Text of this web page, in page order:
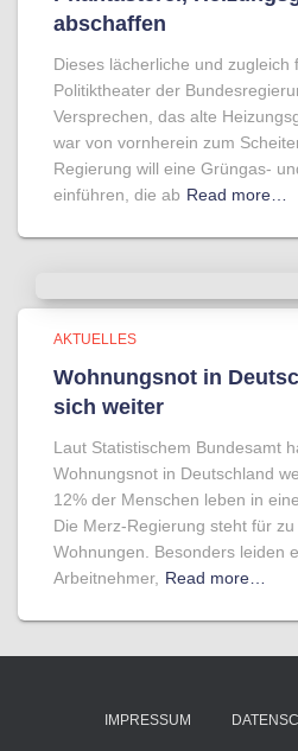
abschaffen
Dieses lächerliche und zugleich
Politiktheater der
Versprechen, das alte
war von vornherein zum
Regierung will eine Grüngas-
einführen, die ab Read more…
AKTUELLES
Wohnungsnot in
sich weiter
Laut Statistischem Bundesamt
Wohnungsnot in Deutschland
12% der Menschen leben in
Die Merz-Regierung steht für
Wohnungen. Besonders leiden
Arbeitnehmer, Read more…
IMPRESSUM